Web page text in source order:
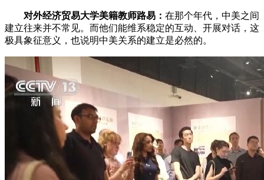
对外经济贸易大学美籍教师路易： 在那个年代，中美之间
建立往来并不常见。而他们能维系稳定的互动、开展对话，这
极具象征意义，也说明中美关系的建立是必然的。